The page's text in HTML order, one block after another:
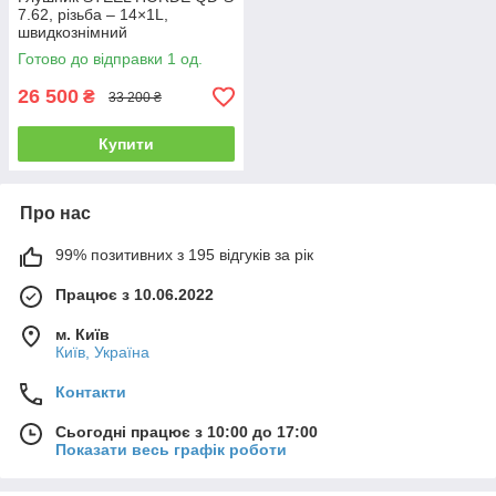
7.62, різьба – 14×1L,
швидкознімний
саундмодератор, ПБС
Готово до відправки 1 од.
26 500 ₴ 33 200 ₴
Купити
Про нас
99% позитивних з 195 відгуків за рік
Працює з 10.06.2022
м. Київ
Київ, Україна
Контакти
Сьогодні працює з 10:00 до 17:00
Показати весь графік роботи